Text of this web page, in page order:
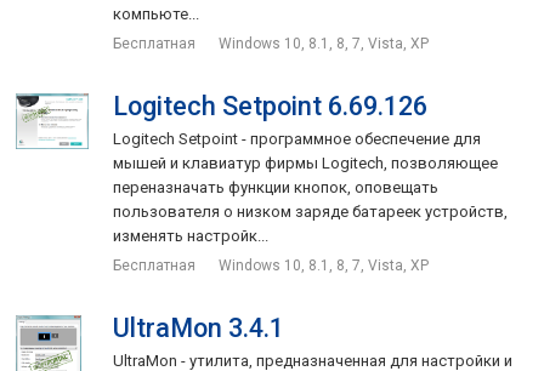
компьюте...
Бесплатная Windows 10, 8.1, 8, 7, Vista, XP
Logitech Setpoint 6.69.126
Logitech Setpoint - программное обеспечение для
мышей и клавиатур фирмы Logitech, позволяющее
переназначать функции кнопок, оповещать
пользователя о низком заряде батареек устройств,
изменять настройк...
Бесплатная Windows 10, 8.1, 8, 7, Vista, XP
UltraMon 3.4.1
UltraMon - утилита, предназначенная для настройки и